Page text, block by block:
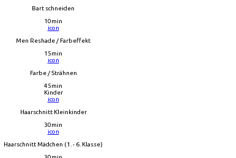
Bart schneiden
10min
icon
Men Reshade / Farbeffekt
15min
icon
Farbe / Strähnen
45min
Kinder
icon
Haarschnitt Kleinkinder
30min
icon
Haarschnitt Mädchen (1. - 6. Klasse)